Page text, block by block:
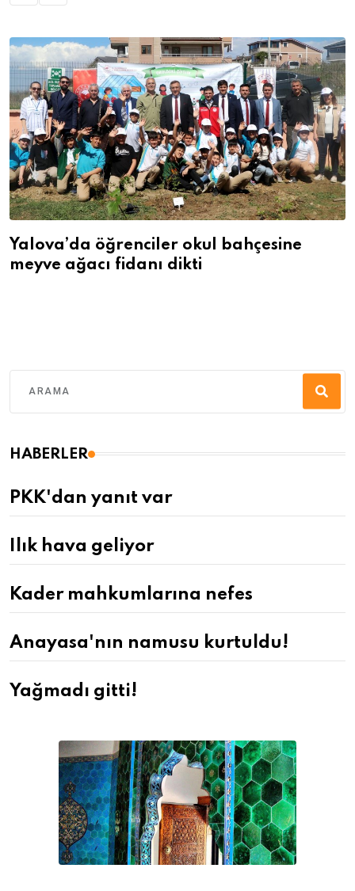
Yalova’da öğrenciler okul bahçesine
meyve ağacı fidanı dikti
HABERLER
PKK'dan yanıt var
Ilık hava geliyor
Kader mahkumlarına nefes
Anayasa'nın namusu kurtuldu!
Yağmadı gitti!